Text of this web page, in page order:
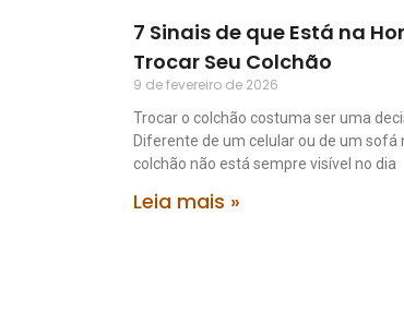
7 Sinais de que Está na
Trocar Seu Colchão
9 de fevereiro de 2026
Trocar o colchão costuma ser uma
Diferente de um celular ou de um sofá
colchão não está sempre visível no dia
Leia mais »